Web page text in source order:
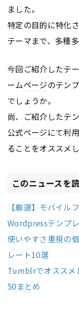
ました。
特定の目的に特化
テーマまで、多種
今回ご紹介したテ
ームページのテン
でしょうか。
尚、ご紹介したテ
公式ページにて利
ることをオススメし
このニュースを
【厳選】モバイル
Wordpressテンプ
使いやすさ重視の
レート10選
Tumblrでオススメ
50まとめ